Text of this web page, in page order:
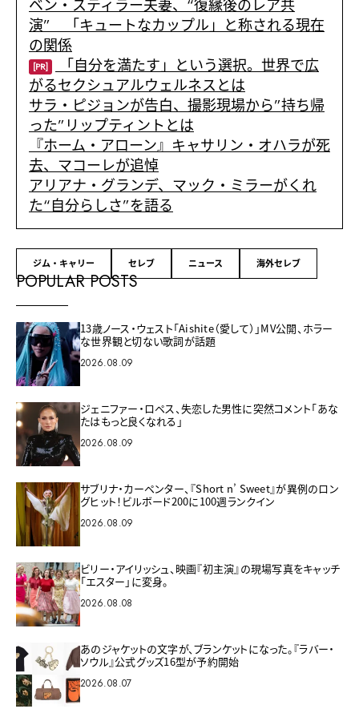
ベン・スティラー夫妻、“復縁後のレア共
演” 「キュートなカップル」と称される現在
の関係
[PR]
「自分を満たす」という選択。世界で広
がるセクシュアルウェルネスとは
サラ・ピジョンが告白、撮影現場から”持ち帰
った”リップティントとは
『ホーム・アローン』キャサリン・オハラが死
去、マコーレが追悼
アリアナ・グランデ、マック・ミラーがくれ
た“自分らしさ”を語る
ジム・キャリー セレブ ニュース 海外セレブ
POPULAR POSTS
13歳ノース・ウェスト「Aishite（愛して）」MV公開、ホラー
な世界観と切ない歌詞が話題
2026.08.09
ジェニファー・ロペス、失恋した男性に突然コメント「あな
たはもっと良くなれる」
2026.08.09
サブリナ・カーペンター、『Short n’ Sweet』が異例のロン
グヒット！ビルボード200に100週ランクイン
2026.08.09
ビリー・アイリッシュ、映画『初主演』の現場写真をキャッチ
「エスター」に変身。
2026.08.08
あのジャケットの文字が、ブランケットになった。『ラバー・
ソウル』公式グッズ16型が予約開始
2026.08.07